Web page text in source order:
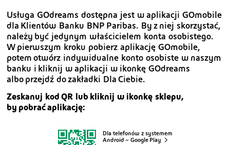
Usługa GOdreams dostępna jest w aplikacji GOmobile
dla Klientów Banku BNP Paribas. By z niej skorzystać,
należy być jedynym właścicielem konta osobistego.
W pierwszym kroku pobierz aplikację GOmobile,
potem otwórz indywidualne konto osobiste w naszym
banku i kliknij w aplikacji w ikonkę GOdreams
albo przejdź do zakładki Dla Ciebie.
Zeskanuj kod QR lub kliknij w ikonkę sklepu,
by pobrać aplikację:
Dla telefonów z systemem
Android – Google Play